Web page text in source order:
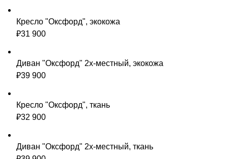
Кресло "Оксфорд", экокожа
₽31 900
Диван "Оксфорд" 2х-местный, экокожа
₽39 900
Кресло "Оксфорд", ткань
₽32 900
Диван "Оксфорд" 2х-местный, ткань